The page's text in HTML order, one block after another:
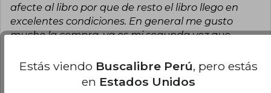
afecte al libro por que de resto el libro llego en
excelentes condiciones. En general me gusto
mucho la compra, ya es mi segunda vez que
promoción, muy recomendado seguiré mirando
Estás viendo Buscalibre Perú, pero estás
en Estados Unidos